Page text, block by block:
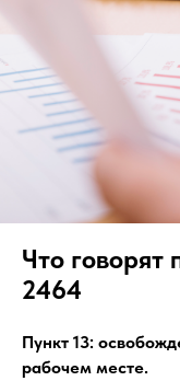
Что
2464
Пункт 13:
рабочем месте.